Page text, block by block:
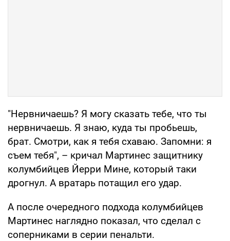
"Нервничаешь? Я могу сказать тебе, что ты
нервничаешь. Я знаю, куда ты пробьешь,
брат. Смотри, как я тебя схаваю. Запомни: я
съем тебя", – кричал Мартинес защитнику
колумбийцев Йерри Мине, который таки
дрогнул. А вратарь потащил его удар.
А после очередного подхода колумбийцев
Мартинес наглядно показал, что сделал с
соперниками в серии пенальти.